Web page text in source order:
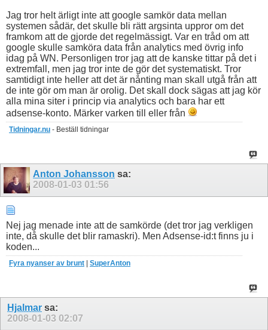
Jag tror helt ärligt inte att google samkör data mellan
systemen sådär, det skulle bli rätt argsinta uppror om det
framkom att de gjorde det regelmässigt. Var en tråd om att
google skulle samköra data från analytics med övrig info
idag på WN. Personligen tror jag att de kanske tittar på det i
extremfall, men jag tror inte de gör det systematiskt. Tror
samtidigt inte heller att det är nånting man skall utgå från att
de inte gör om man är orolig. Det skall dock sägas att jag kör
alla mina siter i princip via analytics och bara har ett
adsense-konto. Märker varken till eller från
Tidningar.nu - Beställ tidningar
Anton Johansson sa:
2008-01-03 01:56
Nej jag menade inte att de samkörde (det tror jag verkligen
inte, då skulle det blir ramaskri). Men Adsense-id:t finns ju i
koden...
Fyra nyanser av brunt | SuperAnton
Hjalmar sa:
2008-01-03 02:07